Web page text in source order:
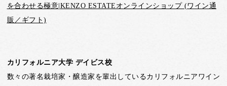
を合わせる極意|KENZO ESTATEオンラインショップ (ワイン通
販／ギフト)
カリフォルニア大学 デイビス校
数々の著名栽培家・醸造家を輩出しているカリフォルニアワイン